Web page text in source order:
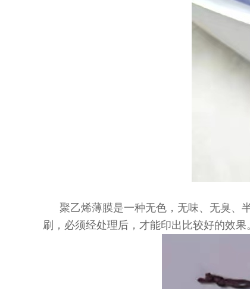
聚乙烯薄膜是一种无色，无味、无臭、
刷，必须经处理后，才能印出比较好的效果